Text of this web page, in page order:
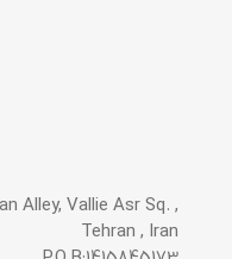
Alley, Vallie Asr Sq. ,
Tehran , Iran